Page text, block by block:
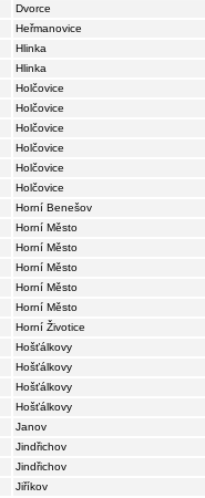
Dvorce
Heřmanovice
Hlinka
Hlinka
Holčovice
Holčovice
Holčovice
Holčovice
Holčovice
Holčovice
Horní Benešov
Horní Město
Horní Město
Horní Město
Horní Město
Horní Město
Horní Životice
Hošťálkovy
Hošťálkovy
Hošťálkovy
Hošťálkovy
Janov
Jindřichov
Jindřichov
Jiříkov